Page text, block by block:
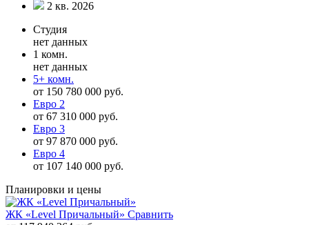
2 кв. 2026
Студия
нет данных
1 комн.
нет данных
5+ комн.
от 150 780 000 руб.
Евро 2
от 67 310 000 руб.
Евро 3
от 97 870 000 руб.
Евро 4
от 107 140 000 руб.
Планировки и цены
ЖК «Level Причальный» Сравнить